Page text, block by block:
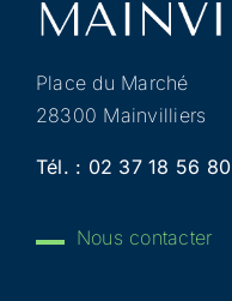
Place du Marché
28300 Mainvilliers
Tél. : 02 37 18 56 80
Nous contacter